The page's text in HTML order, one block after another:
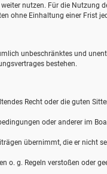
nutzen. Für die Nutzung
ohne Einhaltung einer Frist
unbeschränktes und
bestehen.
Recht oder die guten
oder anderer im
übernimmt, die er nicht
o. g. Regeln verstoßen oder